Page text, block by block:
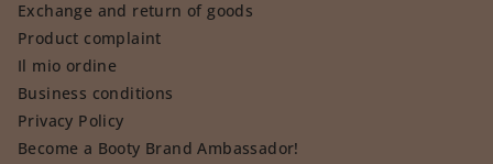
Exchange and return of goods
Product complaint
Il mio ordine
Business conditions
Privacy Policy
Become a Booty Brand Ambassador!